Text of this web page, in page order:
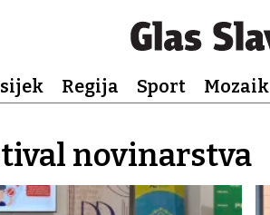
Regija Sport Mozaik
novinarstva